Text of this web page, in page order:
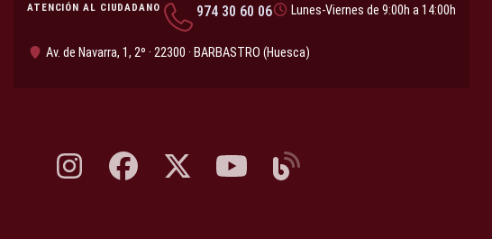
ATENCIÓN AL CIUDADANO 974 30 60 06 Lunes-Viernes de 9:00h a 14:00h
Av. de Navarra, 1, 2º · 22300 · BARBASTRO (Huesca)
Instagram, abre en nueva pestaña
Facebook, abre en nueva pestaña
X, antes Twitter, abre en nueva pestaña
YouTube, abre en nueva pestaña
Blog, abre en nueva pestaña